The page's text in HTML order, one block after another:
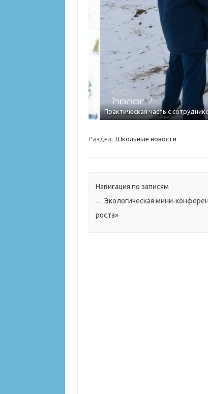
Практическая часть с
Раздел: Школьные новости
Навигация по записям
← Экологическая мини-
роста»